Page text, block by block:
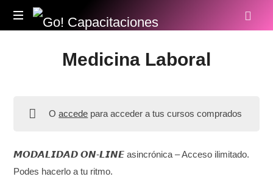
Go!
Medicina Laboral
Oaccede para acceder a tus cursos comprados
𝙈𝙊𝘿𝘼𝙇𝙄𝘿𝘼𝘿 𝙊𝙉-𝙇𝙄𝙉𝙀 asincrónica – Acceso ilimitado.
Podes hacerlo a tu ritmo.